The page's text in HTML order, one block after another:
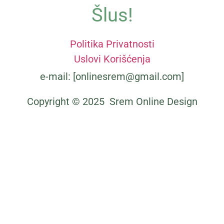
Zmije otrovnice u Srbiji ─ Poskok, šarka i
šargan ─ Od ujeda do toga šta znači ako
sanjate zmiju
Politika Privatnosti
Uslovi Korišćenja
e-mail: [onlinesrem@gmail.com]
Copyright © 2025 Srem Online Design
Šlus!